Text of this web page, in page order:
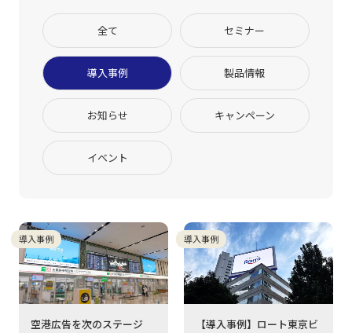
全て セミナー
導入事例 製品情報
お知らせ キャンペーン
イベント
導入事例
空港広告を次のステージ
導入事例
【導入事例】ロート東京ビ